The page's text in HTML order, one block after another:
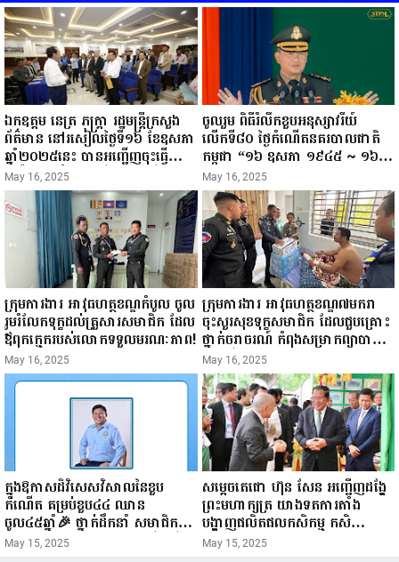
ឯកឧត្តម នេត្រ ភក្ត្រា រដ្ឋមន្ត្រីក្រសួង
ព័ត៌មាន នៅរសៀលថ្ងៃទី១៦ ខែឧសភា
ឆ្នាំ២០២៥នេះ បានអញ្ជើញចុះធ្វើ
ជំរឿនថ្នាក់ដឹកនាំមន្ត្រីរាជការស៉ីវិល នៃ
ក្រសួងព័ត៌មាន...
May 16, 2025
ចូលរួម ពិធីរំលឹកខួបអនុស្សាវរីយ៍
លើកទី៨០ ថ្ងៃកំណើតនគរបាលជាតិ
កម្ពុជា “១៦ ឧសភា ១៩៤៥ ~ ១៦
ឧសភា ២០២៥”...
May 16, 2025
ក្រុមការងារ អាវុធហត្ថខណ្ឌកំបូល ចូល
រួមរំលែកទុក្ខដល់គ្រួសារសមាជិក ដែល
ឪពុកក្មេករបស់លោកទទួលមរណៈភាព!
May 16, 2025
ក្រុមការងារ អាវុធហត្ថខណ្ឌ៧មករា
ចុះសួរសុខទុក្ខសមាជិក ដែលជួបគ្រោះ
ថ្នាក់ចរាចរណ៍ កំពុងសម្រាកព្យាបាល
នៅមន្ទីរពេទ្យ!
May 16, 2025
ក្នុងឱកាសដ៏វិសេសវិសាលនៃខួប
កំណើត គម្រប់ខួប៤៤ ឈាន
ចូល៤៥ឆ្នាំ🎉 ថ្នាក់ដឹកនាំ សមាជិក
សមាជិកា នៃក្រុមគ្រួសារកម្មវិធីអាជីវ
May 15, 2025
សម្តេចតេជោ ហ៊ុន សែន អញ្ជើញដង្ហែ
ព្រះមហាក្សត្រ យាងទតការតាំង
បង្ហាញផលិតផលកសិកម្ម កសិ
ឧស្សាហកម្ម និងសិប្បកម្ម ក្នុងព្រះរាជ
May 15, 2025